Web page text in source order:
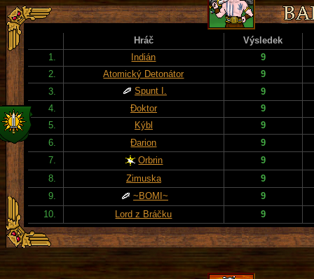
Hráč
Výsledek
1.
Indián
9
2.
Atomický Detonátor
9
3.
Spunt I.
9
4.
Đoktor
9
5.
Kýbl
9
6.
Đarion
9
7.
Orbrin
9
8.
Zimuska
9
9.
~BOMI~
9
10.
Lord z Bráčku 9